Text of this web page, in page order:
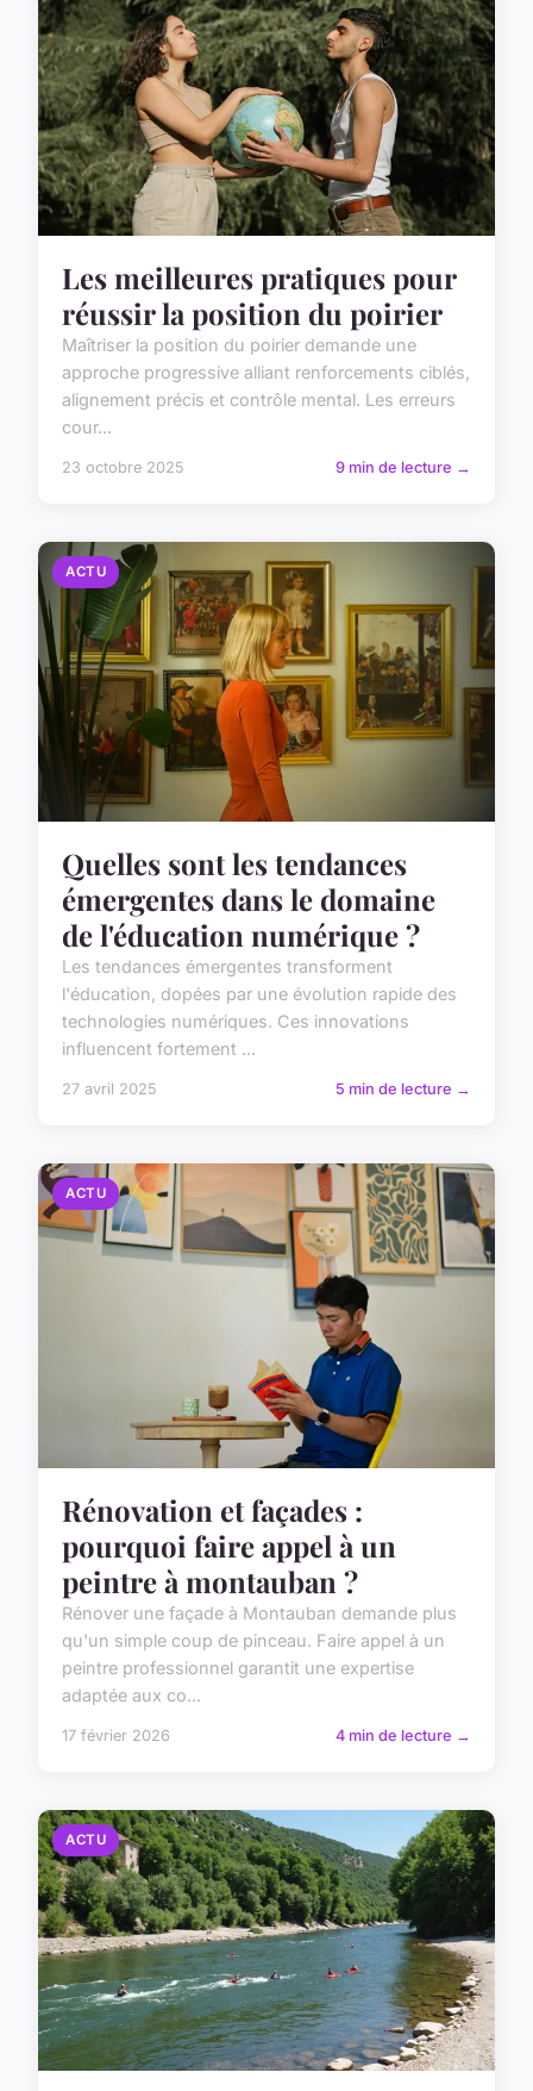
Les meilleures pratiques pour
réussir la position du poirier
Maîtriser la position du poirier demande une
approche progressive alliant renforcements ciblés,
alignement précis et contrôle mental. Les erreurs
cour...
23 octobre 2025 9 min de lecture →
ACTU
Quelles sont les tendances
émergentes dans le domaine
de l'éducation numérique ?
Les tendances émergentes transforment
l'éducation, dopées par une évolution rapide des
technologies numériques. Ces innovations
influencent fortement ...
27 avril 2025 5 min de lecture →
ACTU
Rénovation et façades :
pourquoi faire appel à un
peintre à montauban ?
Rénover une façade à Montauban demande plus
qu'un simple coup de pinceau. Faire appel à un
peintre professionnel garantit une expertise
adaptée aux co...
17 février 2026 4 min de lecture →
ACTU